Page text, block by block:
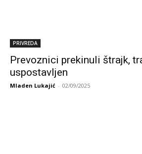
PRIVREDA
Prevoznici prekinuli štrajk,
uspostavljen
Mladen Lukajić - 02/09/2025